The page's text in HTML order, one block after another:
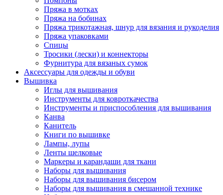
Пряжа в мотках
Пряжа на бобинах
Пряжа трикотажная, шнур для вязания и рукоделия
Пряжа упаковками
Спицы
Тросики (лески) и коннекторы
Фурнитура для вязаных сумок
Аксессуары для одежды и обуви
Вышивка
Иглы для вышивания
Инструменты для ковроткачества
Инструменты и приспособления для вышивания
Канва
Канитель
Книги по вышивке
Лампы, лупы
Ленты шелковые
Маркеры и карандаши для ткани
Наборы для вышивания
Наборы для вышивания бисером
Наборы для вышивания в смешанной технике